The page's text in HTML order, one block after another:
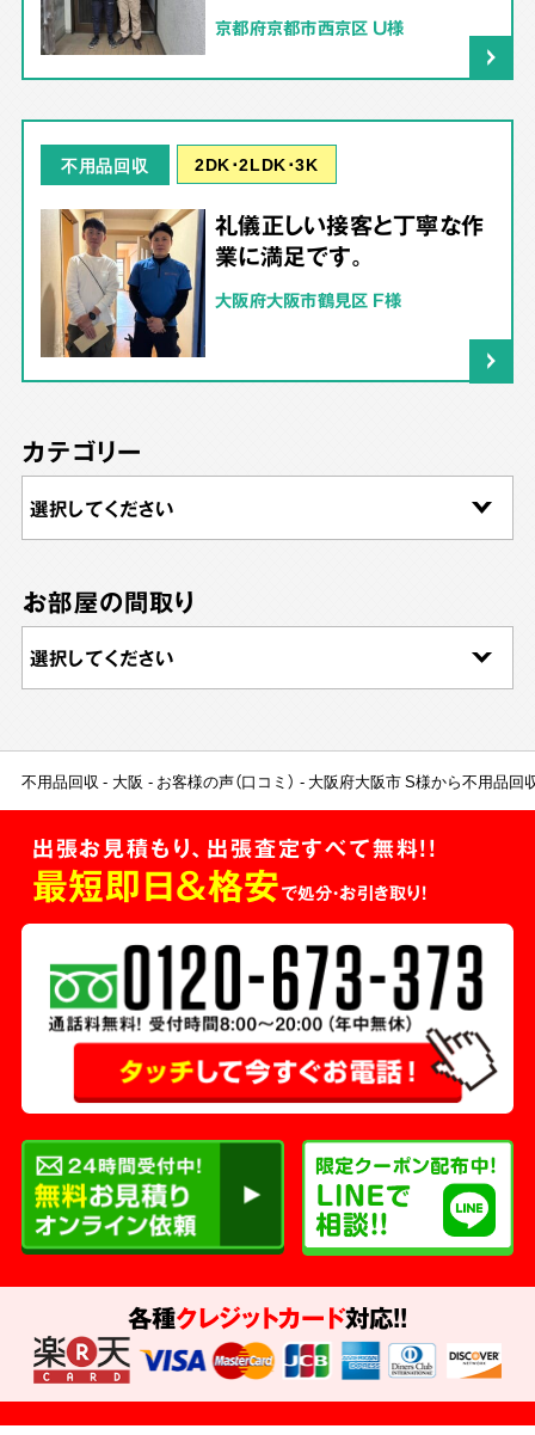
京都府京都市西京区 U様
不用品回収 2DK･2LDK･3K
礼儀正しい接客と丁寧な作
業に満足です。
大阪府大阪市鶴見区 F様
カテゴリー
お部屋の間取り
不用品回収 大阪 お客様の声（口コミ） 大阪府大阪市 S様から不用品回
出張お見積もり、出張査定すべて無料!!
最短即日＆格安で処分・お引き取り！
各種クレジットカード対応!!